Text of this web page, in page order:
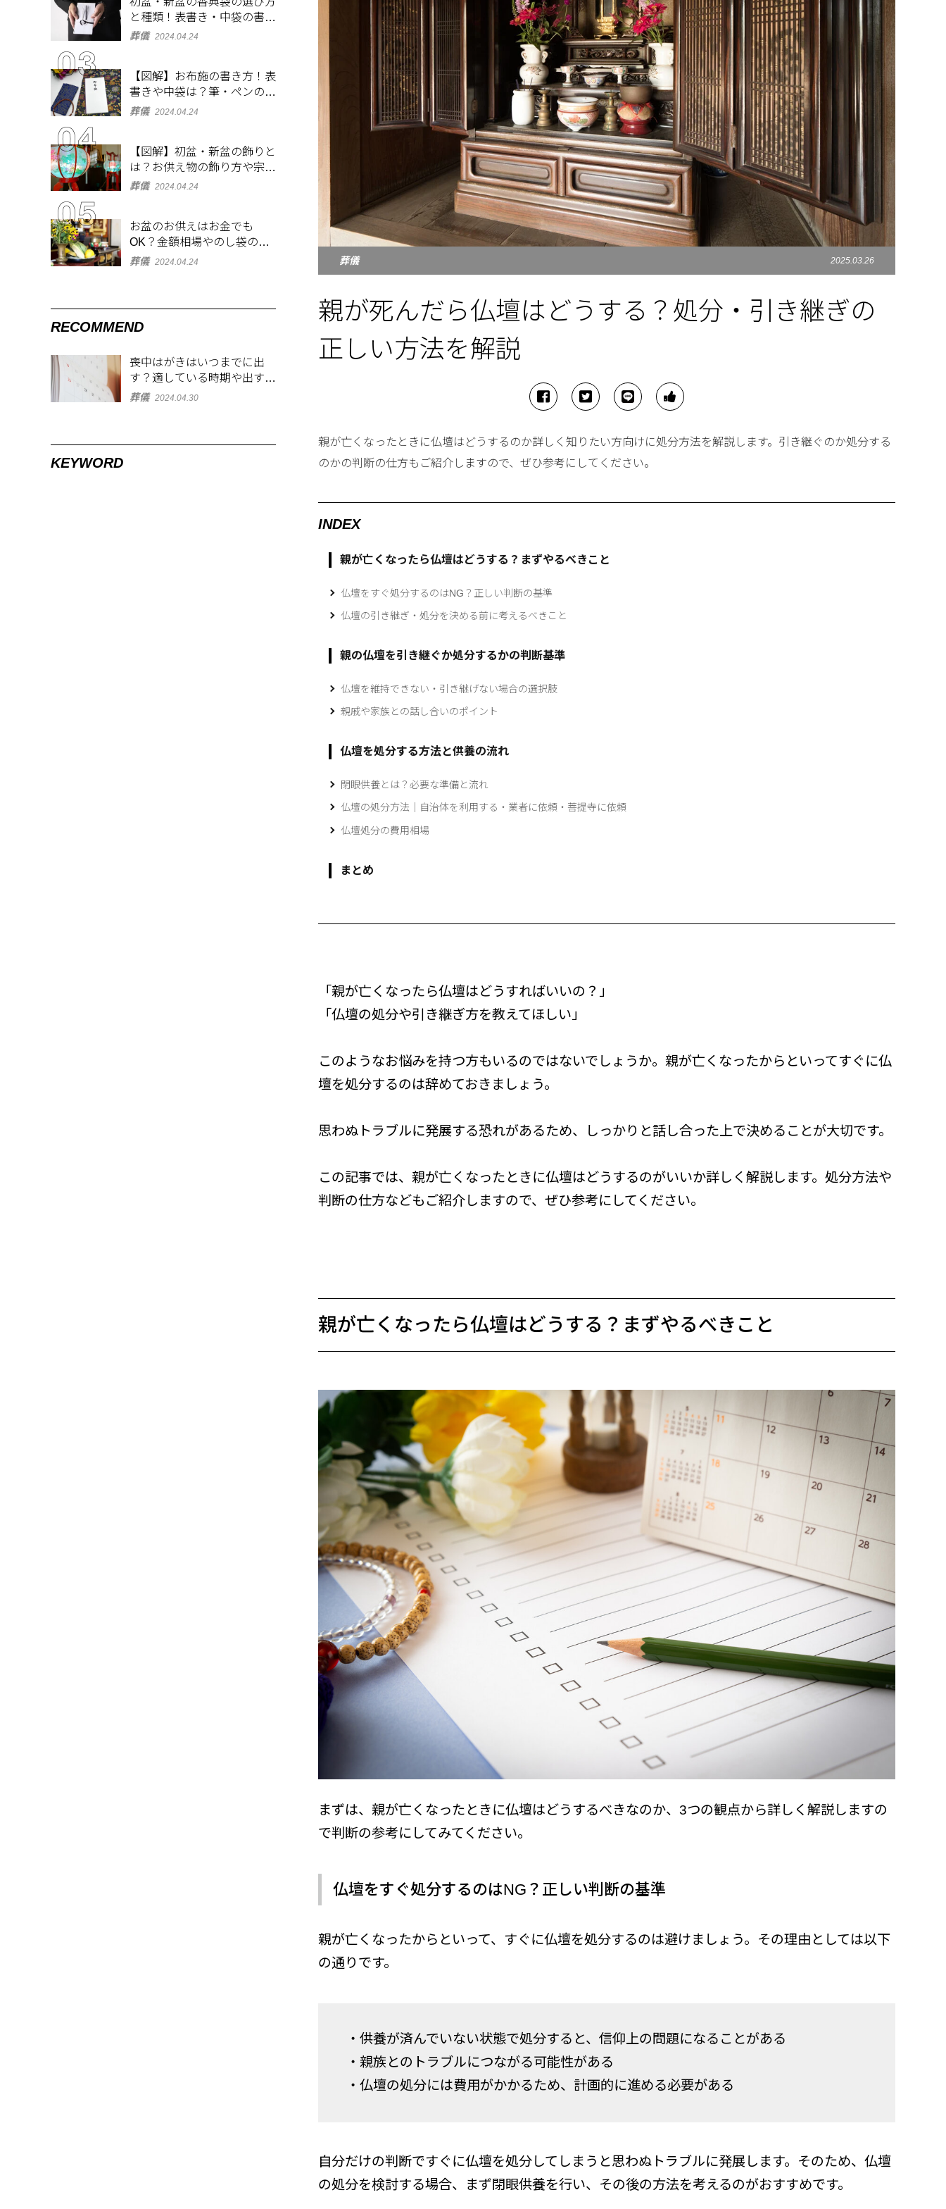
葬儀 2025.03.26
親が死んだら仏壇はどうする？処分・引き継ぎの
正しい方法を解説
親が亡くなったときに仏壇はどうするのか詳しく知りたい方向けに処分方法を解説します。引き継ぐのか処分する
のかの判断の仕方もご紹介しますので、ぜひ参考にしてください。
INDEX
親が亡くなったら仏壇はどうする？まずやるべきこと
仏壇をすぐ処分するのはNG？正しい判断の基準
仏壇の引き継ぎ・処分を決める前に考えるべきこと
親の仏壇を引き継ぐか処分するかの判断基準
仏壇を維持できない・引き継げない場合の選択肢
親戚や家族との話し合いのポイント
仏壇を処分する方法と供養の流れ
閉眼供養とは？必要な準備と流れ
仏壇の処分方法｜自治体を利用する・業者に依頼・菩提寺に依頼
仏壇処分の費用相場
まとめ
「親が亡くなったら仏壇はどうすればいいの？」
「仏壇の処分や引き継ぎ方を教えてほしい」
このようなお悩みを持つ方もいるのではないでしょうか。親が亡くなったからといってすぐに仏
壇を処分するのは辞めておきましょう。
思わぬトラブルに発展する恐れがあるため、しっかりと話し合った上で決めることが大切です。
この記事では、親が亡くなったときに仏壇はどうするのがいいか詳しく解説します。処分方法や
判断の仕方などもご紹介しますので、ぜひ参考にしてください。
親が亡くなったら仏壇はどうする？まずやるべきこと
まずは、親が亡くなったときに仏壇はどうするべきなのか、3つの観点から詳しく解説しますの
で判断の参考にしてみてください。
仏壇をすぐ処分するのはNG？正しい判断の基準
親が亡くなったからといって、すぐに仏壇を処分するのは避けましょう。その理由としては以下
の通りです。
・供養が済んでいない状態で処分すると、信仰上の問題になることがある
・親族とのトラブルにつながる可能性がある
・仏壇の処分には費用がかかるため、計画的に進める必要がある
自分だけの判断ですぐに仏壇を処分してしまうと思わぬトラブルに発展します。そのため、仏壇
の処分を検討する場合、まず閉眼供養を行い、その後の方法を考えるのがおすすめです。
と種類！表書き・中袋の書き
方、お札の入れ方も
葬儀 2024.04.24
【図解】お布施の書き方！表
書きや中袋は？筆・ペンのマ
ナーとよくあるQ&A集
葬儀 2024.04.24
【図解】初盆・新盆の飾りと
は？お供え物の飾り方や宗派
ごとの違いを解説！
葬儀 2024.04.24
お盆のお供えはお金でも
OK？金額相場やのし袋の書
き方も解説
葬儀 2024.04.24
RECOMMEND
喪中はがきはいつまでに出
す？適している時期や出す範
囲を解説！
葬儀 2024.04.30
KEYWORD